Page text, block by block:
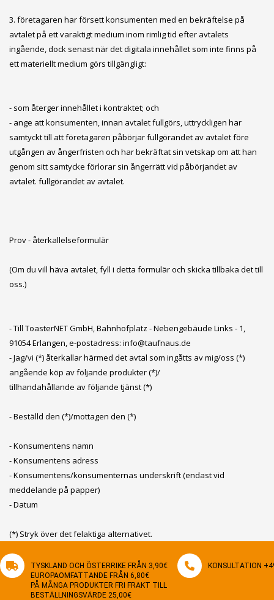
3. företagaren har försett konsumenten med en bekräftelse på
avtalet på ett varaktigt medium inom rimlig tid efter avtalets
ingående, dock senast när det digitala innehållet som inte finns på
ett materiellt medium görs tillgängligt:
- som återger innehållet i kontraktet; och
- ange att konsumenten, innan avtalet fullgörs, uttryckligen har
samtyckt till att företagaren påbörjar fullgörandet av avtalet före
utgången av ångerfristen och har bekräftat sin vetskap om att han
genom sitt samtycke förlorar sin ångerrätt vid påbörjandet av
avtalet. fullgörandet av avtalet.
Prov - återkallelseformulär
(Om du vill häva avtalet, fyll i detta formulär och skicka tillbaka det till
oss.)
- Till ToasterNET GmbH, Bahnhofplatz - Nebengebäude Links - 1,
91054 Erlangen, e-postadress: info@taufnaus.de
- Jag/vi (*) återkallar härmed det avtal som ingåtts av mig/oss (*)
angående köp av följande produkter (*)/
tillhandahållande av följande tjänst (*)
- Beställd den (*)/mottagen den (*)
- Konsumentens namn
- Konsumentens adress
- Konsumentens/konsumenternas underskrift (endast vid
meddelande på papper)
- Datum
(*) Stryk över det felaktiga alternativet.
TYSKLAND OCH ÖSTERRIKE FRÅN 3,90€
EUROPAOMFATTANDE FRÅN 6,80€
PÅ MÅNGA PRODUKTER FRI FRAKT TILL
BESTÄLLNINGSVÄRDE 25,00€
KONSULTATION